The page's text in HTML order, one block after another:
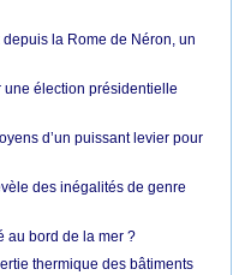
la Rome de Néron, un
élection présidentielle
d’un puissant levier pour
des inégalités de genre
au bord de la mer ?
thermique des bâtiments